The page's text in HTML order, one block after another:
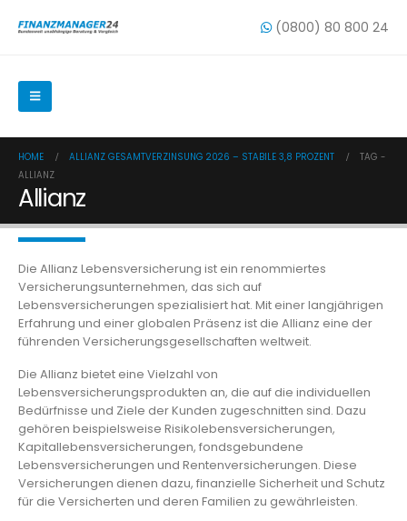
(0800) 80 800 24
HOME ALLIANZ GESAMTVERZINSUNG 2026 – STABILE 3,8 PROZENT
TAG -
ALLIANZ
Allianz
Die Allianz Lebensversicherung ist ein renommiertes
Versicherungsunternehmen, das sich auf
Lebensversicherungen spezialisiert hat. Mit einer langjährigen
Erfahrung und einer globalen Präsenz ist die Allianz eine der
führenden Versicherungsgesellschaften weltweit.
Die Allianz bietet eine Vielzahl von
Lebensversicherungsprodukten an, die auf die individuellen
Bedürfnisse und Ziele der Kunden zugeschnitten sind. Dazu
gehören beispielsweise Risikolebensversicherungen,
Kapitallebensversicherungen, fondsgebundene
Lebensversicherungen und Rentenversicherungen. Diese
Versicherungen dienen dazu, finanzielle Sicherheit und Schutz
für die Versicherten und deren Familien zu gewährleisten.